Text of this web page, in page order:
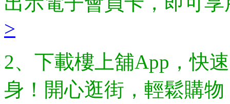
>
2、下載樓上舖App，快
身！開心逛街，輕鬆購